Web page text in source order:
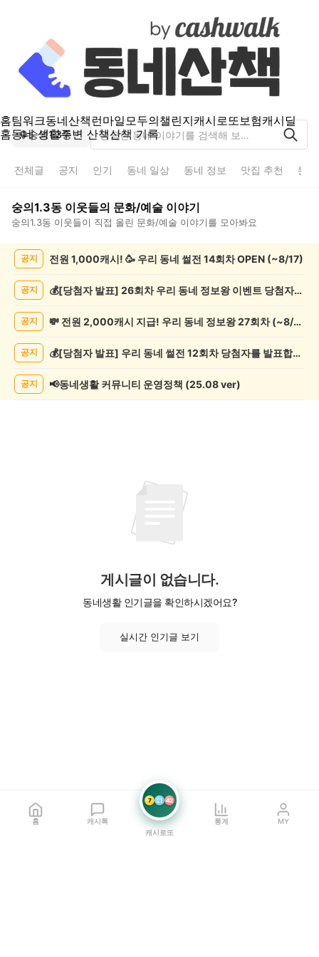
홈팀워크동네산책런마일모두의챌린지캐시로또보험캐시딜
홈동네 생활주변 산책산책 기록
숭의1.3동
전체글 공지 인기 동네 일상 동네 정보 맛집 추천 분
숭의1.3동 이웃들의 문화/예술 이야기
숭의1.3동 이웃들이 직접 올린 문화/예술 이야기를 모아봐요
화/
목
공지 전원 1,000캐시! 🥳 우리 동네 썰전 14회차 OPEN (~8/17)
공지 💰[당첨자 발표] 26회차 우리 동네 정보왕 이벤트 당첨자를 발표합니다!
공지 💸 전원 2,000캐시 지급! 우리 동네 정보왕 27회차 (~8/10)
공지 💰[당첨자 발표] 우리 동네 썰전 12회차 당첨자를 발표합니다!
공지 📢동네생활 커뮤니티 운영정책 (25.08 ver)
게시글이 없습니다.
동네생활 인기글을 확인하시겠어요?
실시간 인기글 보기
홈 캐시톡
7 21 42
캐시로또
통계 MY